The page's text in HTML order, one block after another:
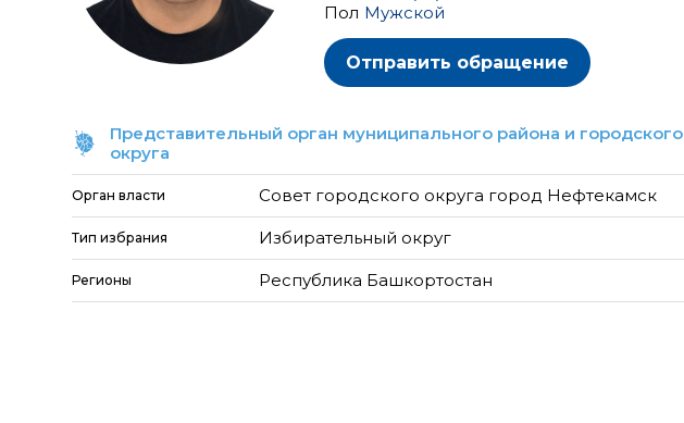
Пол Мужской
Отправить обращение
Представительный орган муниципального района и городского
округа
Орган власти Совет городского округа город Нефтекамск
Тип избрания Избирательный округ
Регионы Республика Башкортостан